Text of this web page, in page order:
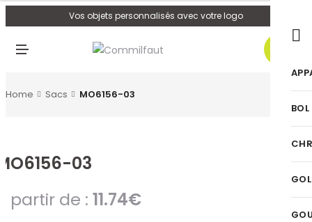
Vos objets personnalisés avec votre logo
U
0
Home Sacs MO6156-03
03
partir de : 11.74€
BOL